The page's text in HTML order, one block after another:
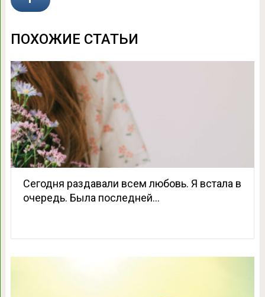
ПОХОЖИЕ СТАТЬИ
Сегодня раздавали всем любовь. Я встала в
очередь. Была последней…